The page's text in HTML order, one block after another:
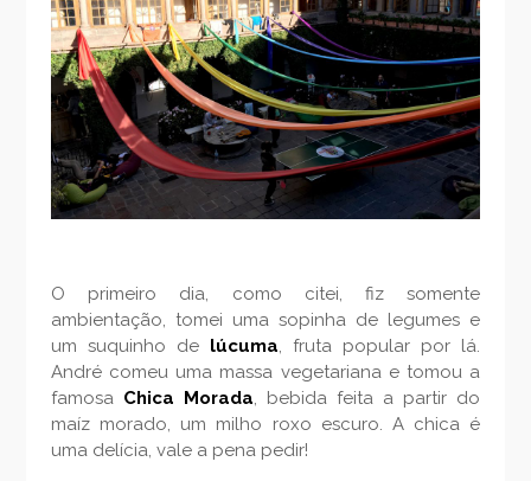
O primeiro dia, como citei, fiz somente
ambientação, tomei uma sopinha de legumes e
um suquinho de lúcuma, fruta popular por lá.
André comeu uma massa vegetariana e tomou a
famosa Chica Morada, bebida feita a partir do
maíz morado, um milho roxo escuro. A chica é
uma delícia, vale a pena pedir!